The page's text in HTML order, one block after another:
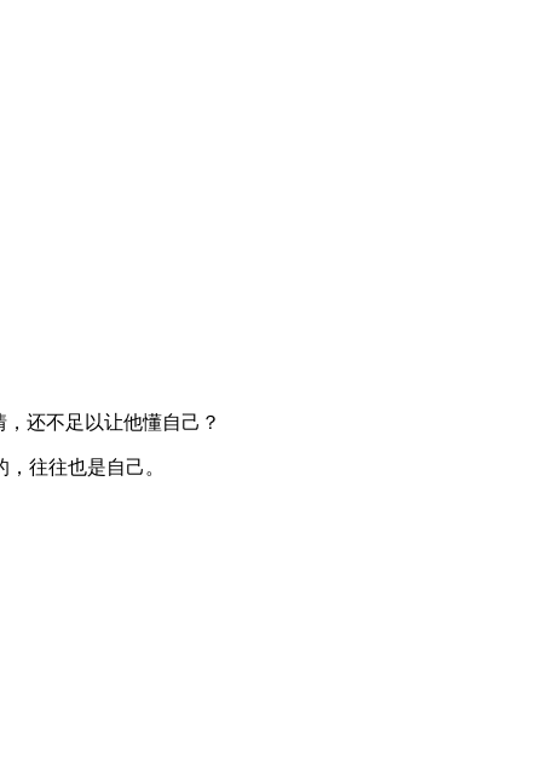
还不足以让他懂自己？
往往也是自己。